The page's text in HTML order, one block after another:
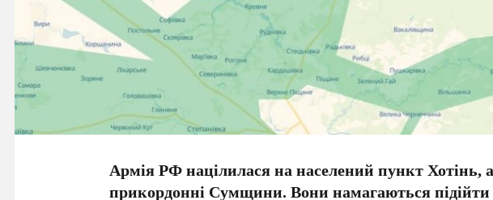
Армія РФ націлилася на населений пункт
прикордонні Сумщини. Вони намагаються підійти